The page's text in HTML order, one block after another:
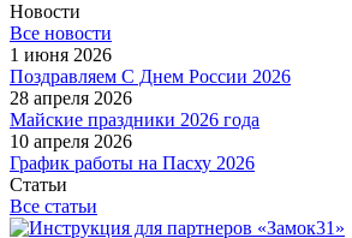
Новости
Все новости
1 июня 2026
Поздравляем С Днем России 2026
28 апреля 2026
Майские праздники 2026 года
10 апреля 2026
График работы на Пасху 2026
Статьи
Все статьи